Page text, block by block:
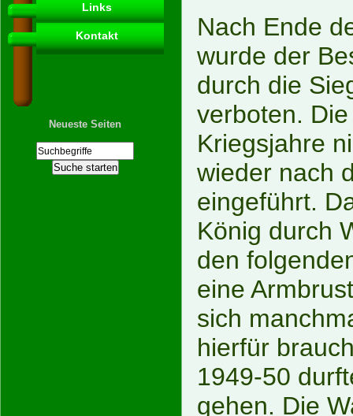
Links
Kontakt
Neueste Seiten
Nach Ende
wurde der
durch die
verboten.
Kriegsjahre
wieder nach
eingeführt.
König durch
den
eine
sich
hierfür
1949-50
gehen. Die